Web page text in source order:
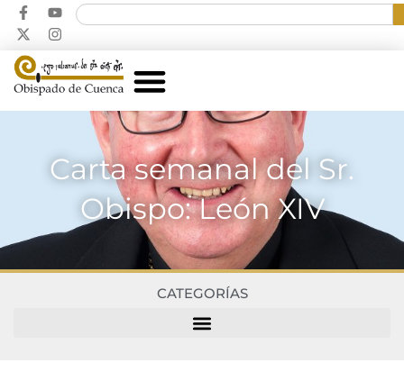
Carta semanal del Sr.
Obispo: León XIV
CATEGORÍAS